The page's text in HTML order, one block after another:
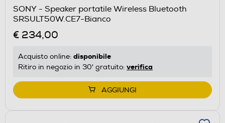
SONY - Speaker portatile Wireless Bluetooth
SRSULT50W.CE7-Bianco
€ 234,00
Acquisto online: disponibile
Ritiro in negozio in 30' gratuito: verifica
AGGIUNGI